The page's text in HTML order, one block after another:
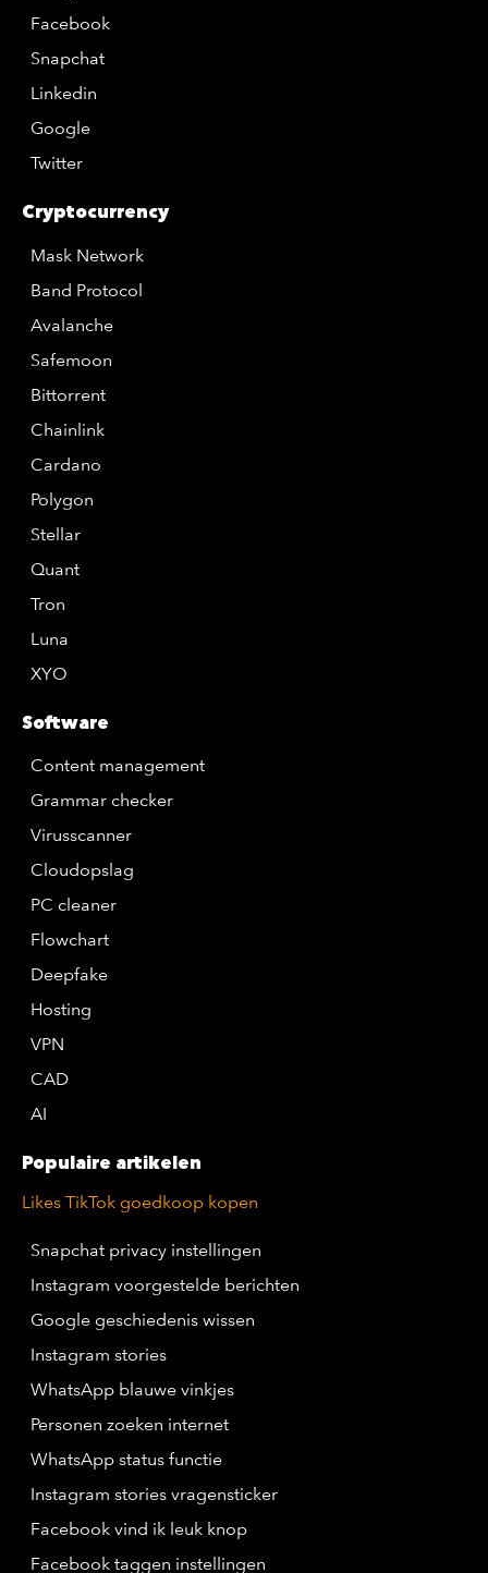
Facebook
Snapchat
Linkedin
Google
Twitter
Cryptocurrency
Mask Network
Band Protocol
Avalanche
Safemoon
Bittorrent
Chainlink
Cardano
Polygon
Stellar
Quant
Tron
Luna
XYO
Software
Content management
Grammar checker
Virusscanner
Cloudopslag
PC cleaner
Flowchart
Deepfake
Hosting
VPN
CAD
AI
Populaire artikelen
Likes TikTok goedkoop kopen
Snapchat privacy instellingen
Instagram voorgestelde berichten
Google geschiedenis wissen
Instagram stories
WhatsApp blauwe vinkjes
Personen zoeken internet
WhatsApp status functie
Instagram stories vragensticker
Facebook vind ik leuk knop
Facebook taggen instellingen